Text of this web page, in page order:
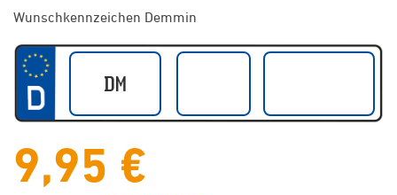
Wunschkennzeichen Demmin
9,95 €